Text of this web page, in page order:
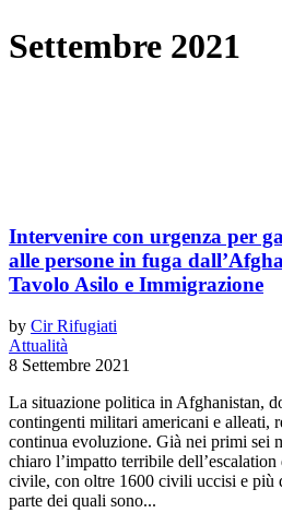
Settembre 2021
Intervenire con urgenza per
alle persone in fuga
Tavolo Asilo e Immigrazione
by Cir Rifugiati
Attualità
8 Settembre 2021
La situazione politica in Afghanistan,
contingenti militari americani e alleati,
continua evoluzione. Già nei primi sei
chiaro l’impatto terribile
civile, con oltre 1600 civili uccisi e più
parte dei quali sono...